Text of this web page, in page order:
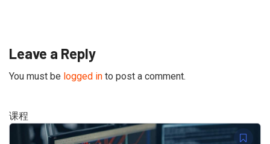
Leave a Reply
You must be logged in to post a comment.
课程